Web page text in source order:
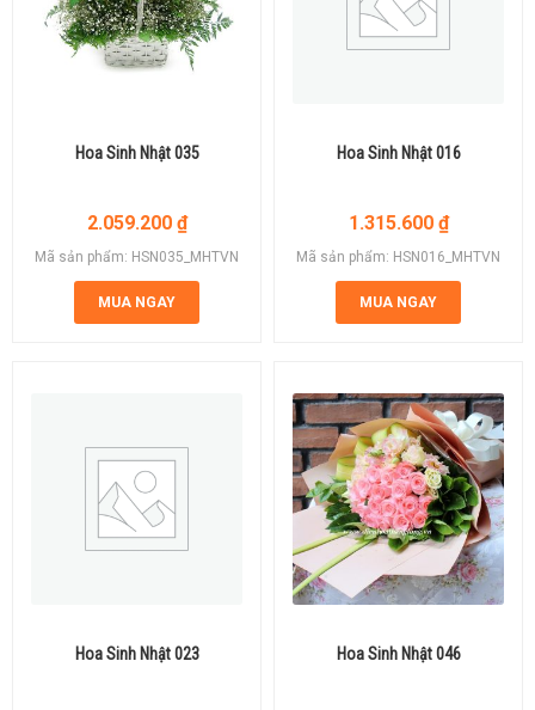
Hoa Sinh Nhật 035
2.059.200 ₫
Mã sản phẩm: HSN035_MHTVN
MUA NGAY
Hoa Sinh Nhật 016
1.315.600 ₫
Mã sản phẩm: HSN016_MHTVN
MUA NGAY
Hoa Sinh Nhật 023 Hoa Sinh Nhật 046